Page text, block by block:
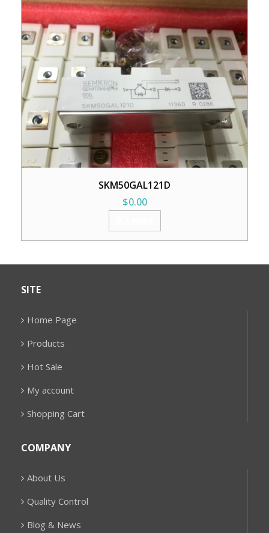
SKM50GAL121D
$0.00
SITE
Home Page
Products
Hot Sale
My account
Shopping Cart
COMPANY
About Us
Quality Control
Blog & News